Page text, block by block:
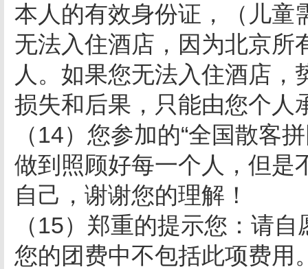
本人的有效身份证，（儿童
无法入住酒店，因为北京所
人。如果您无法入住酒店
损失和后果，只能由您个人
（14）您参加的“全国散客
做到照顾好每一个人，但是
自己，谢谢您的理解！
（15）郑重的提示您：请
您的团费中不包括此项费用